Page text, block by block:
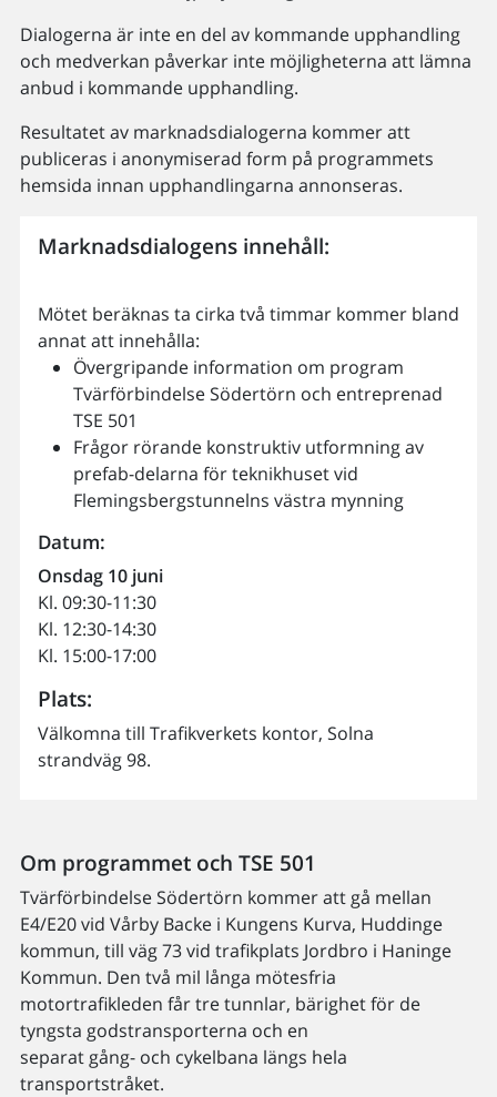
Dialogerna är inte en del av kommande upphandling
och medverkan påverkar inte möjligheterna att lämna
anbud i kommande upphandling.
Resultatet av marknadsdialogerna kommer att
publiceras i anonymiserad form på programmets
hemsida innan upphandlingarna annonseras.
Marknadsdialogens innehåll:
Mötet beräknas ta cirka två timmar kommer bland
annat att innehålla:
Övergripande information om program
Tvärförbindelse Södertörn och entreprenad
TSE 501
Frågor rörande konstruktiv utformning av
prefab-delarna för teknikhuset vid
Flemingsbergstunnelns västra mynning
Datum:
Onsdag 10 juni
Kl. 09:30-11:30
Kl. 12:30-14:30
Kl. 15:00-17:00
Plats:
Välkomna till Trafikverkets kontor, Solna
strandväg 98.
Om programmet och TSE 501
Tvärförbindelse Södertörn kommer att gå mellan
E4/E20 vid Vårby Backe i Kungens Kurva, Huddinge
kommun, till väg 73 vid trafikplats Jordbro i Haninge
Kommun. Den två mil långa mötesfria
motortrafikleden får tre tunnlar, bärighet för de
tyngsta godstransporterna och en
separat gång- och cykelbana längs hela
transportstråket.